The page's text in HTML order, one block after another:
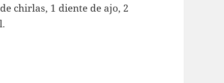
chirlas, 1 diente de ajo, 2